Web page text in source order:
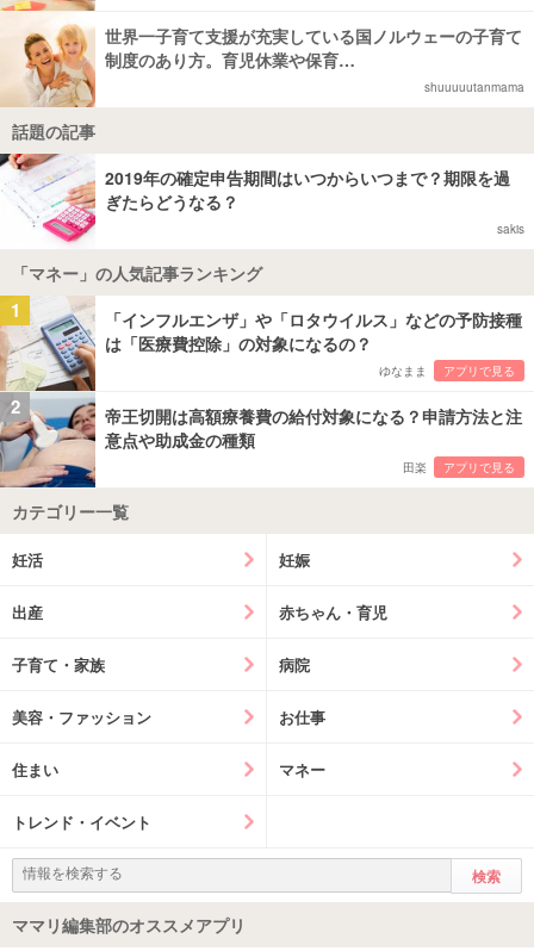
世界一子育て支援が充実している国ノルウェーの子育て
制度のあり方。育児休業や保育…
shuuuuutanmama
話題の記事
2019年の確定申告期間はいつからいつまで？期限を過
ぎたらどうなる？
sakis
「マネー」の人気記事ランキング
1
「インフルエンザ」や「ロタウイルス」などの予防接種
は「医療費控除」の対象になるの？
ゆなまま アプリで見る
2
帝王切開は高額療養費の給付対象になる？申請方法と注
意点や助成金の種類
田楽 アプリで見る
カテゴリー一覧
妊活 妊娠
出産 赤ちゃん・育児
子育て・家族 病院
美容・ファッション お仕事
住まい マネー
トレンド・イベント
ママリ編集部のオススメアプリ